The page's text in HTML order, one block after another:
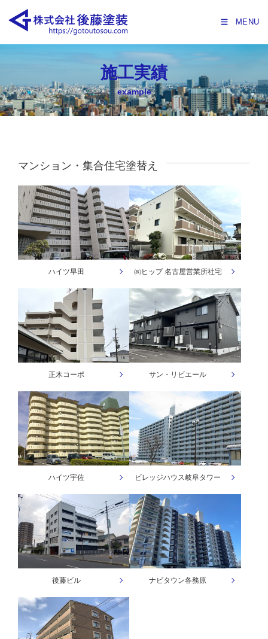
MENU
施工実績
example
マンション・集合住宅塗替え
ハイツ早田 ㈱ヒップ 名古屋営業所社宅
正木コーポ サン・リビエール
ハイツ宇佐 ビレッジハウス岐阜タワー
後藤ビル ナビタウン各務原